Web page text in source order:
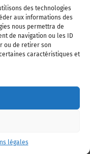
des technologies
aux informations des
nous permettra de
de navigation ou les ID
ou de retirer son
caractéristiques et
légales
votre annonce
Nous contacter
(UE)